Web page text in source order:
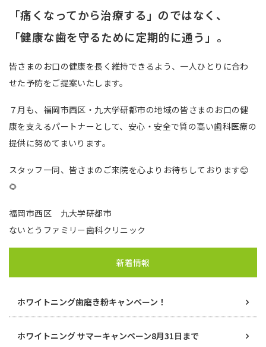
「痛くなってから治療する」のではなく、
「健康な歯を守るために定期的に通う」。
皆さまのお口の健康を長く維持できるよう、一人ひとりに合わ
せた予防をご提案いたします。
７月も、福岡市西区・九大学研都市の地域の皆さまのお口の健
康を支えるパートナーとして、安心・安全で質の高い歯科医療の
提供に努めてまいります。
スタッフ一同、皆さまのご来院を心よりお待ちしております😊
🌻
福岡市西区 九大学研都市
ないとうファミリー歯科クリニック
新着情報
ホワイトニング歯磨き粉キャンペーン！
ホワイトニング サマーキャンペーン8月31日まで